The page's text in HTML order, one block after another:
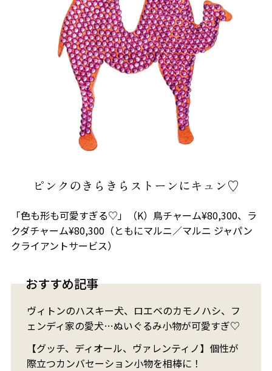
ピンクのきらきらストーンにキュン♡
「色も形も可愛すぎる♡」（K）鳥チャーム¥80,300、ラ
クダチャーム¥80,300（ともにマルニ／マルニ ジャパン
クライアントサービス）
おすすめ記事
ヴィトンのハスキー犬、ロエベのカモノハシ、フ
ェンディ家の愛犬…ぬいぐるみ小物が可愛すぎ♡
【グッチ、ディオール、ヴァレンティノ】個性が
際立つカンバセーション小物を相棒に！